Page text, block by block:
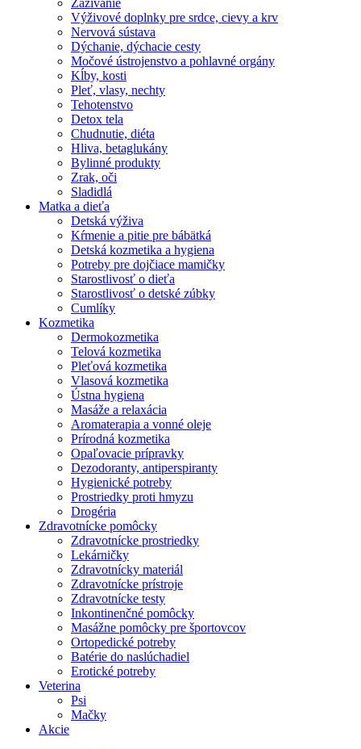
Zažívanie
Výživové doplnky pre srdce, cievy a krv
Nervová sústava
Dýchanie, dýchacie cesty
Močové ústrojenstvo a pohlavné orgány
Kĺby, kosti
Pleť, vlasy, nechty
Tehotenstvo
Detox tela
Chudnutie, diéta
Hliva, betaglukány
Bylinné produkty
Zrak, oči
Sladidlá
Matka a dieťa
Detská výživa
Kŕmenie a pitie pre bábätká
Detská kozmetika a hygiena
Potreby pre dojčiace mamičky
Starostlivosť o dieťa
Starostlivosť o detské zúbky
Cumlíky
Kozmetika
Dermokozmetika
Telová kozmetika
Pleťová kozmetika
Vlasová kozmetika
Ústna hygiena
Masáže a relaxácia
Aromaterapia a vonné oleje
Prírodná kozmetika
Opaľovacie prípravky
Dezodoranty, antiperspiranty
Hygienické potreby
Prostriedky proti hmyzu
Drogéria
Zdravotnícke pomôcky
Zdravotnícke prostriedky
Lekárničky
Zdravotnícky materiál
Zdravotnícke prístroje
Zdravotnícke testy
Inkontinenčné pomôcky
Masážne pomôcky pre športovcov
Ortopedické potreby
Batérie do naslúchadiel
Erotické potreby
Veterina
Psi
Mačky
Akcie